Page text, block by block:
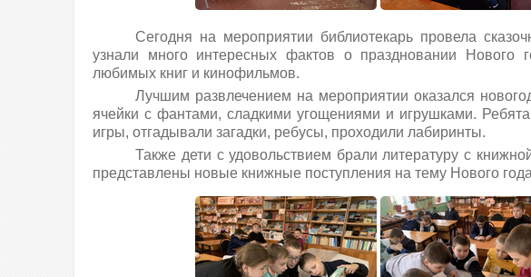
Сегодня на мероприятии библиотекарь провела
узнали много интересных фактов о праздновании Нового
любимых книг и кинофильмов.
Лучшим развлечением на мероприятии оказался
ячейки с фантами, сладкими угощениями и игрушками.
игры, отгадывали загадки, ребусы, проходили лабиринты.
Также дети с удовольствием брали литературу с
представлены новые книжные поступления на тему Нового